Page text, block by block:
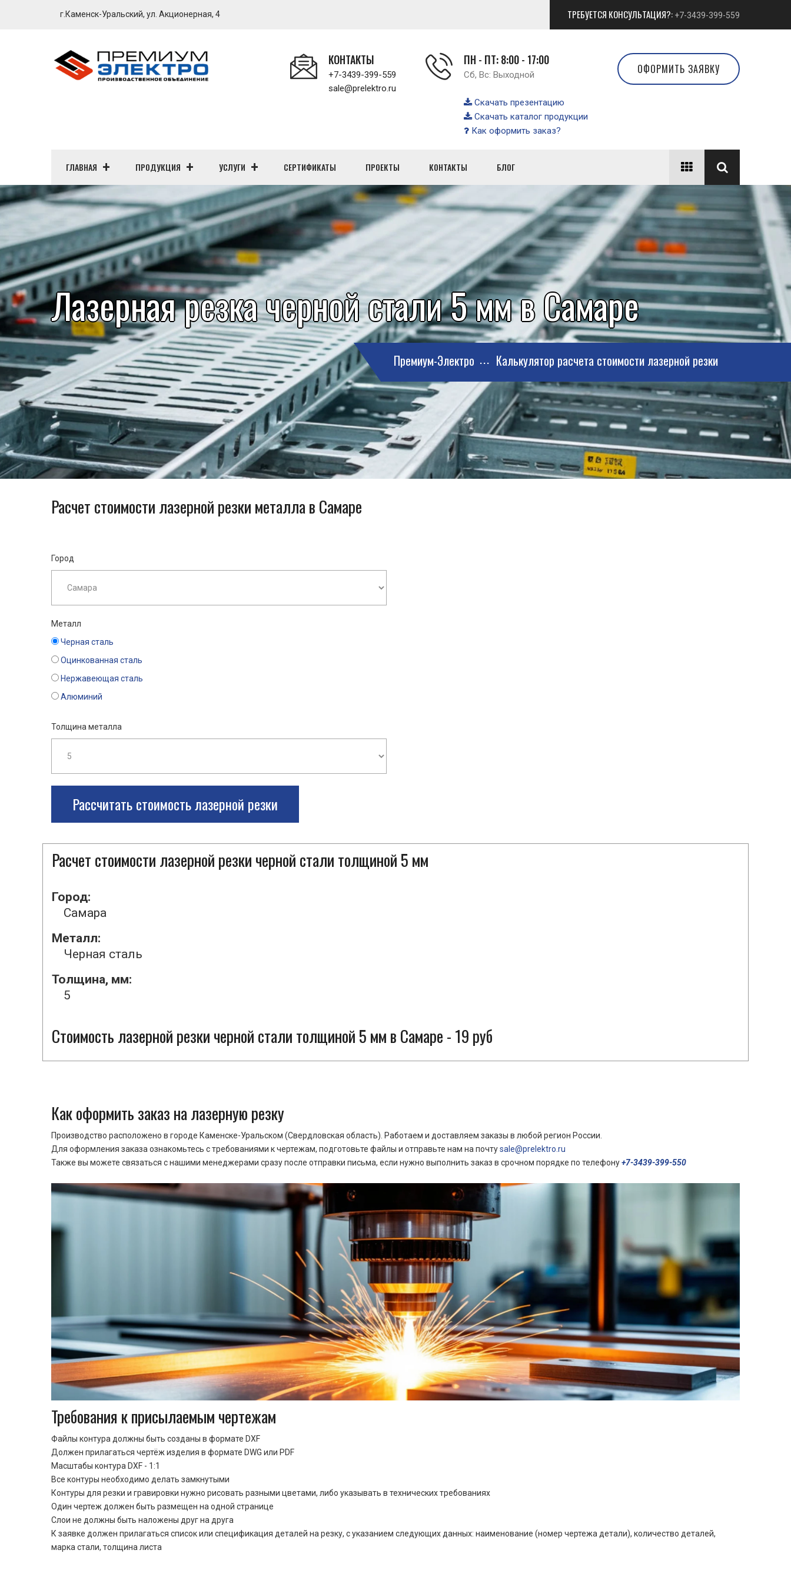
г.Каменск-Уральский, ул. Акционерная, 4 ТРЕБУЕТСЯ КОНСУЛЬТАЦИЯ?: +7-3439-399-559
КОНТАКТЫ
+7-3439-399-559
sale@prelektro.ru
ПН - ПТ: 8:00 - 17:00
Сб, Вс: Выходной
Скачать презентацию
Скачать каталог продукции
Как оформить заказ?
ОФОРМИТЬ ЗАЯВКУ
ГЛАВНАЯ ПРОДУКЦИЯ УСЛУГИ СЕРТИФИКАТЫ ПРОЕКТЫ КОНТАКТЫ БЛОГ
Лазерная резка черной стали 5 мм в Самаре
Премиум-Электро Калькулятор расчета стоимости лазерной резки
Расчет стоимости лазерной резки металла в Самаре
Город
Металл
Черная сталь
Оцинкованная сталь
Нержавеющая сталь
Алюминий
Толщина металла
Рассчитать стоимость лазерной резки
Расчет стоимости лазерной резки черной стали толщиной 5 мм
Город:
Самара
Металл:
Черная сталь
Толщина, мм:
5
Стоимость лазерной резки черной стали толщиной 5 мм в Самаре - 19 руб
Как оформить заказ на лазерную резку
Производство расположено в городе Каменске-Уральском (Свердловская область). Работаем и доставляем заказы в любой регион России.
Для оформления заказа ознакомьтесь с требованиями к чертежам, подготовьте файлы и отправьте нам на почтуsale@prelektro.ru
Также вы можете связаться с нашими менеджерами сразу после отправки письма, если нужно выполнить заказ в срочном порядке по телефону+7-3439-399-550
Требования к присылаемым чертежам
Файлы контура должны быть созданы в формате DXF
Должен прилагаться чертёж изделия в формате DWG или PDF
Масштабы контура DXF - 1:1
Все контуры необходимо делать замкнутыми
Контуры для резки и гравировки нужно рисовать разными цветами, либо указывать в технических требованиях
Один чертеж должен быть размещен на одной странице
Cлои не должны быть наложены друг на друга
К заявке должен прилагаться список или спецификация деталей на резку, с указанием следующих данных: наименование (номер чертежа детали), количество деталей,
марка стали, толщина листа